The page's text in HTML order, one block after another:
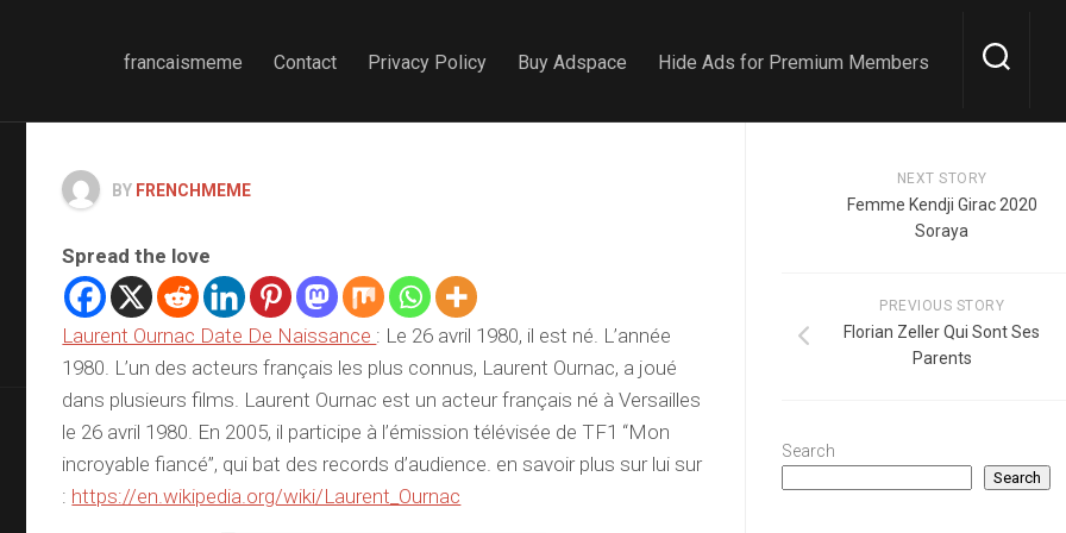
francaismeme Contact Privacy Policy Buy Adspace Hide Ads for Premium Members
BY FRENCHMEME
Spread the love
Laurent Ournac Date De Naissance : Le 26 avril 1980, il est né. L’année
1980. L’un des acteurs français les plus connus, Laurent Ournac, a joué
dans plusieurs films. Laurent Ournac est un acteur français né à Versailles
le 26 avril 1980. En 2005, il participe à l’émission télévisée de TF1 “Mon
incroyable fiancé”, qui bat des records d’audience. en savoir plus sur lui sur
: https://en.wikipedia.org/wiki/Laurent_Ournac
NEXT STORY
Femme Kendji Girac 2020
Soraya
PREVIOUS STORY
Florian Zeller Qui Sont Ses
Parents
Search
Search